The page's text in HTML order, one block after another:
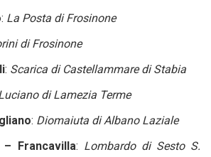
: La Posta di Frosinone
di Frosinone
: Scarica di Castellammare di Stabia
di Lamezia Terme
: Diomaiuta di Albano Laziale
Francavilla: Lombardo di Sesto S.